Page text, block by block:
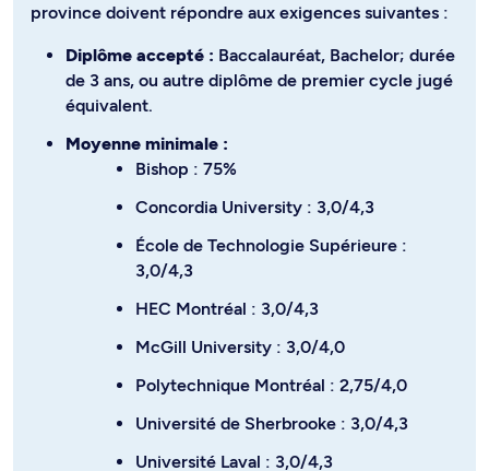
province doivent répondre aux exigences suivantes :
Diplôme accepté : Baccalauréat, Bachelor; durée
de 3 ans, ou autre diplôme de premier cycle jugé
équivalent.
Moyenne minimale :
Bishop : 75%
Concordia University : 3,0/4,3
École de Technologie Supérieure :
3,0/4,3
HEC Montréal : 3,0/4,3
McGill University : 3,0/4,0
Polytechnique Montréal : 2,75/4,0
Université de Sherbrooke : 3,0/4,3
Université Laval : 3,0/4,3